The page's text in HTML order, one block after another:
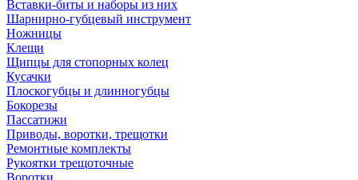
Вставки-биты и наборы из них
Шарнирно-губцевый инструмент
Ножницы
Клещи
Щипцы для стопорных колец
Кусачки
Плоскогубцы и длинногубцы
Бокорезы
Пассатижи
Приводы, воротки, трещотки
Ремонтные комплекты
Рукоятки трещоточные
Воротки